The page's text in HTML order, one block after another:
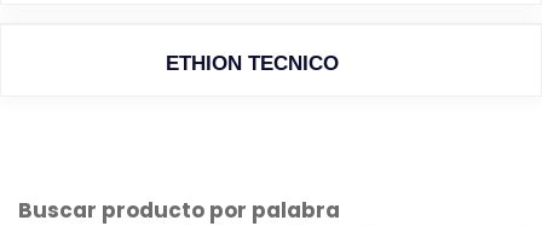
ETHION TECNICO
Buscar producto por palabra